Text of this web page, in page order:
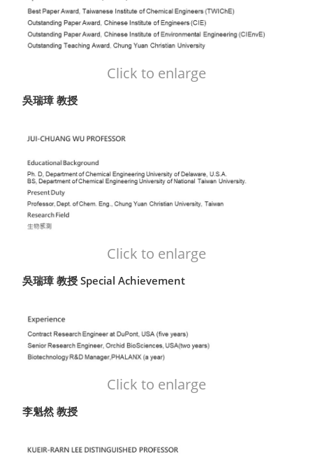
Click to enlarge
吳瑞璋 教授
Click to enlarge
吳瑞璋 教授 Special Achievement
Click to enlarge
李魁然 教授